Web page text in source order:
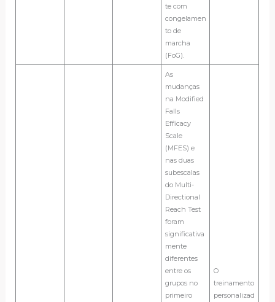
te com
congelamen
to de
marcha
(FoG).
As
mudanças
na Modified
Falls
Efficacy
Scale
(MFES) e
nas duas
subescalas
do Multi-
Directional
Reach Test
foram
significativa
mente
diferentes
entre os
grupos no
primeiro
O
treinamento
personalizad